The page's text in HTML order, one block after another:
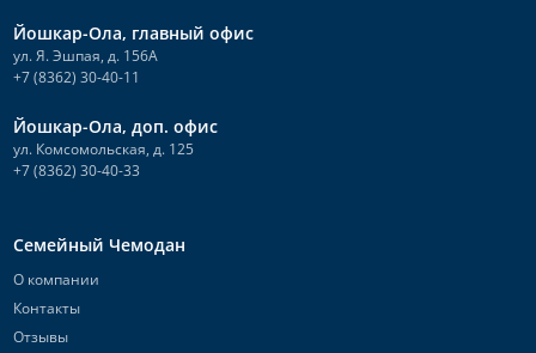
Йошкар-Ола, главный офис
ул. Я. Эшпая, д. 156А
+7 (8362) 30-40-11
Йошкар-Ола, доп. офис
ул. Комсомольская, д. 125
+7 (8362) 30-40-33
Семейный Чемодан
О компании
Контакты
Отзывы